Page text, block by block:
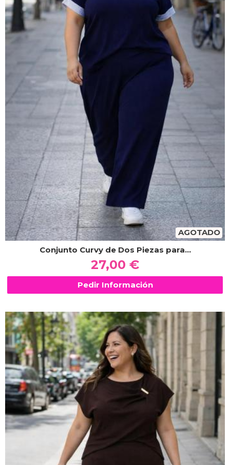
AGOTADO
Conjunto Curvy de Dos Piezas para...
27,00 €
Pedir Información